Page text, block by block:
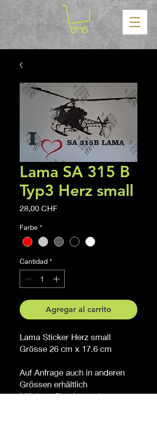
Lama SA 315 B
Typ3 Herz small
28,00 CHFPrecio
Farbe *
Cantidad *
Agregar al carrito
Lama Sticker Herz small
Grösse 26 cm x 17.6 cm
Auf Anfrage auch in anderen
Grössen erhältlich
Möchten Sie eine andere